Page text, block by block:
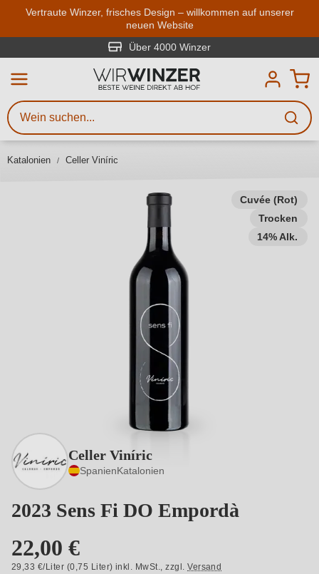
Zum Hauptinhalt springen
Vertraute Winzer, frisches Design – willkommen auf unserer
neuen Website
Über 4000 Winzer
Katalonien Celler Viníric
Cuvée (Rot)
Trocken
14% Alk.
Celler Viníric
SpanienKatalonien
2023 Sens Fi DO Empordà
22,00 €
29,33 €/Liter (0,75 Liter) inkl. MwSt.,zzgl.Versand
Weinsuche
Mindestens 3 Zeichen eingeben
Beschreiben Sie, welchen Wein
Sie suchen – ob nach Geschmack,